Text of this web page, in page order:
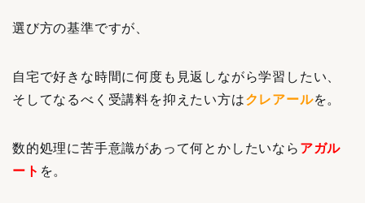
選び方の基準ですが、
自宅で好きな時間に何度も見返しながら学習したい、
そしてなるべく受講料を抑えたい方はクレアールを。
数的処理に苦手意識があって何とかしたいなら アガル
ート を。